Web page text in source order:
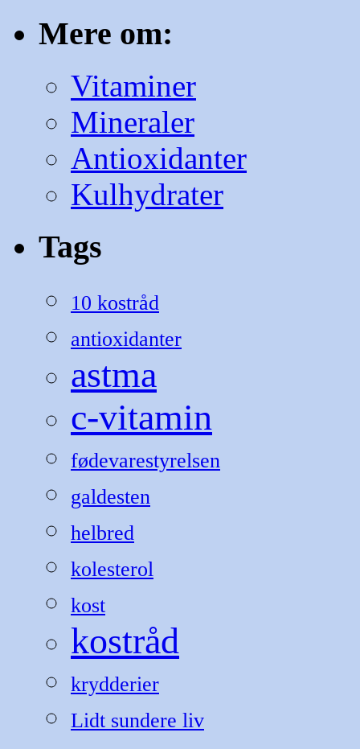
Mere om:
Vitaminer
Mineraler
Antioxidanter
Kulhydrater
Tags
10 kostråd
antioxidanter
astma
c-vitamin
fødevarestyrelsen
galdesten
helbred
kolesterol
kost
kostråd
krydderier
Lidt sundere liv